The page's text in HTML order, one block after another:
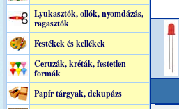
Lyukasztók, ollók, nyomdázás,
ragasztók
Festékek és kellékek
Ceruzák, kréták, festetlen
formák
Papír tárgyak, dekupázs